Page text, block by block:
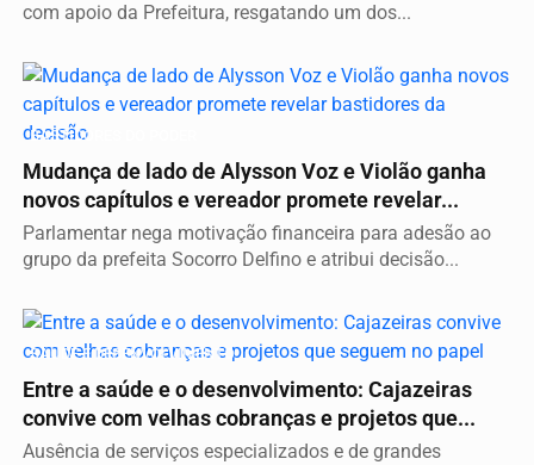
com apoio da Prefeitura, resgatando um dos...
BASTIDORES DO PODER
Mudança de lado de Alysson Voz e Violão ganha
novos capítulos e vereador promete revelar...
Parlamentar nega motivação financeira para adesão ao
grupo da prefeita Socorro Delfino e atribui decisão...
SAÚDE E DESENVOLVIMENTO
Entre a saúde e o desenvolvimento: Cajazeiras
convive com velhas cobranças e projetos que...
Ausência de serviços especializados e de grandes